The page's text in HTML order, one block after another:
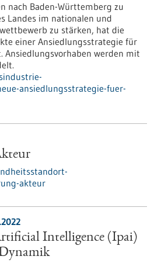
nach Baden-Württemberg zu
Landes im nationalen und
zu stärken, hat die
einer Ansiedlungsstrategie für
Ansiedlungsvorhaben werden mit
ansiedlungsstrategie-fuer-
akteur
Intelligence (Ipai)